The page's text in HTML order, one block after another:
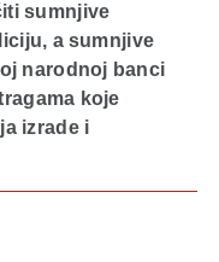
sumnjive
a sumnjive
narodnoj banci
koje
izrade i